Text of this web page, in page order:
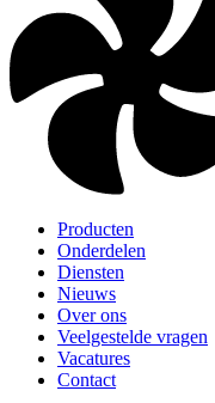
Producten
Onderdelen
Diensten
Nieuws
Over ons
Veelgestelde vragen
Vacatures
Contact